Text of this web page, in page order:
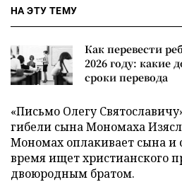
НА ЭТУ ТЕМУ
Как перевести
2026 году:
сроки перевода
«Письмо Олегу
гибели сына Мономаха
Мономах оплакивает сына и
время ищет христианского
двоюродным братом.